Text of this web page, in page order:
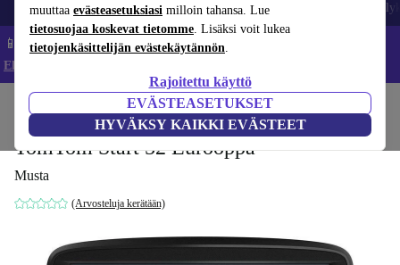
muuttaa evästeasetuksiasi milloin tahansa. Lue
tietosuojaa koskevat tietomme. Lisäksi voit lukea
tietojenkäsittelijän evästekäytännön.
Rajoitettu käyttö
EVÄSTEASETUKSET
HYVÄKSY KAIKKI EVÄSTEET
Matkapuhelimet ja älypuhelimet Kannettavat tietokoneet
📱 Säästä 5 % LISÄÄ iPhoneista – Koodi: IPHONEDEAL –
Ehdot ja säännöt
Tarvikkeet
TomTom Start 52 Eurooppa
Musta
(Arvosteluja kerätään)